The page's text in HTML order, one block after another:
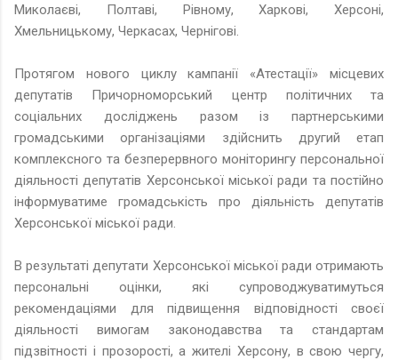
Миколаєві, Полтаві, Рівному, Харкові, Херсоні,
Хмельницькому, Черкасах, Чернігові.
Протягом нового циклу кампанії «Атестації» місцевих
депутатів Причорноморський центр політичних та
соціальних досліджень разом із партнерськими
громадськими організаціями здійснить другий етап
комплексного та безперервного моніторингу персональної
діяльності депутатів Херсонської міської ради та постійно
інформуватиме громадськість про діяльність депутатів
Херсонської міської ради.
В результаті депутати Херсонської міської ради отримають
персональні оцінки, які супроводжуватимуться
рекомендаціями для підвищення відповідності своєї
діяльності вимогам законодавства та стандартам
підзвітності і прозорості, а жителі Херсону, в свою чергу,